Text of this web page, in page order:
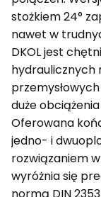
stożkiem 24°
nawet w
DKOL jest
hydraulicznych
duże
Oferowana
jedno- i
rozwiązaniem
wyróżnia się
normą DIN